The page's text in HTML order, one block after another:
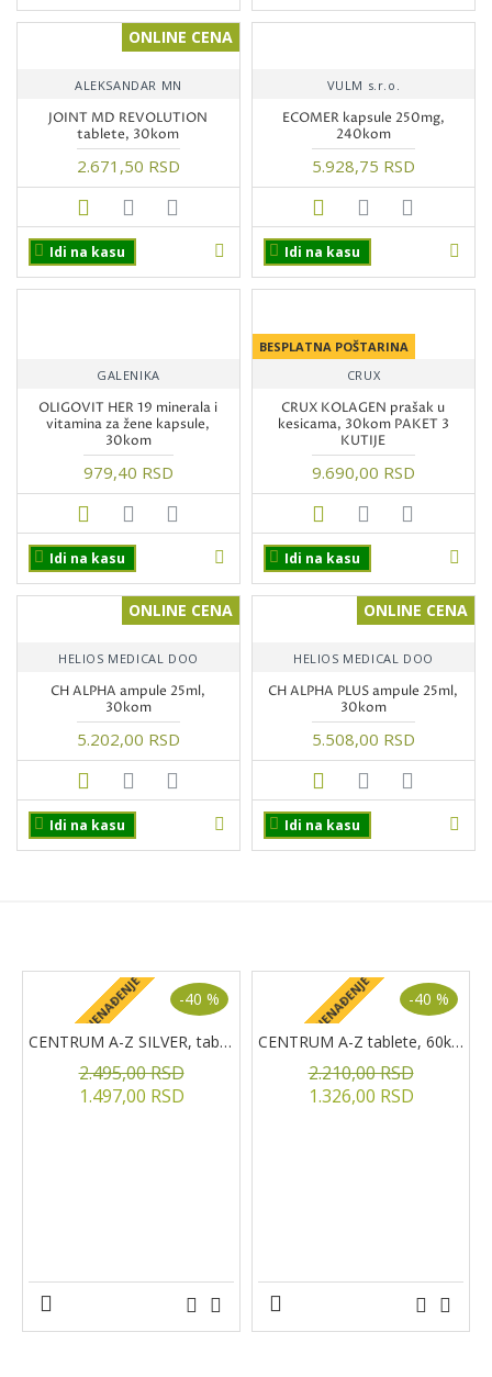
ONLINE CENA
ALEKSANDAR MN
JOINT MD REVOLUTION
tablete, 30kom
2.671,50 RSD
Idi na kasu
VULM s.r.o.
ECOMER kapsule 250mg,
240kom
5.928,75 RSD
Idi na kasu
GALENIKA
OLIGOVIT HER 19 minerala i
vitamina za žene kapsule,
30kom
979,40 RSD
Idi na kasu
BESPLATNA POŠTARINA
CRUX
CRUX KOLAGEN prašak u
kesicama, 30kom PAKET 3
KUTIJE
9.690,00 RSD
Idi na kasu
ONLINE CENA
HELIOS MEDICAL DOO
CH ALPHA ampule 25ml,
30kom
5.202,00 RSD
Idi na kasu
ONLINE CENA
HELIOS MEDICAL DOO
CH ALPHA PLUS ampule 25ml,
30kom
5.508,00 RSD
Idi na kasu
+ POKLON IZNENAĐENJE -40 %
CENTRUM A-Z SILVER, tablete, 60kom.
1.497,00 RSD
2.495,00 RSD + POKLON IZNENAĐENJE -40 %
CENTRUM A-Z tablete, 60kom
1.326,00 RSD
2.210,00 RSD